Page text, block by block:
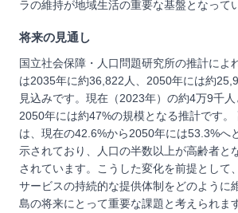
ラの維持が地域生活の重要な基盤となって
将来の見通し
国立社会保障・人口問題研究所の推計によ
は2035年に約36,822人、2050年には約
見込みです。現在（2023年）の約4万9千人
2050年には約47%の規模となる推計です。
は、現在の42.6%から2050年には53.3%へ
示されており、人口の半数以上が高齢者と
されています。こうした変化を前提として
サービスの持続的な提供体制をどのように
島の将来にとって重要な課題と考えられま